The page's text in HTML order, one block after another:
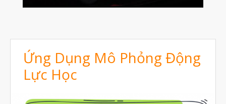
Tháng Sáu 2024
Tháng Tư 2024
Ứng Dụng Mô Phỏng Động
Lực Học